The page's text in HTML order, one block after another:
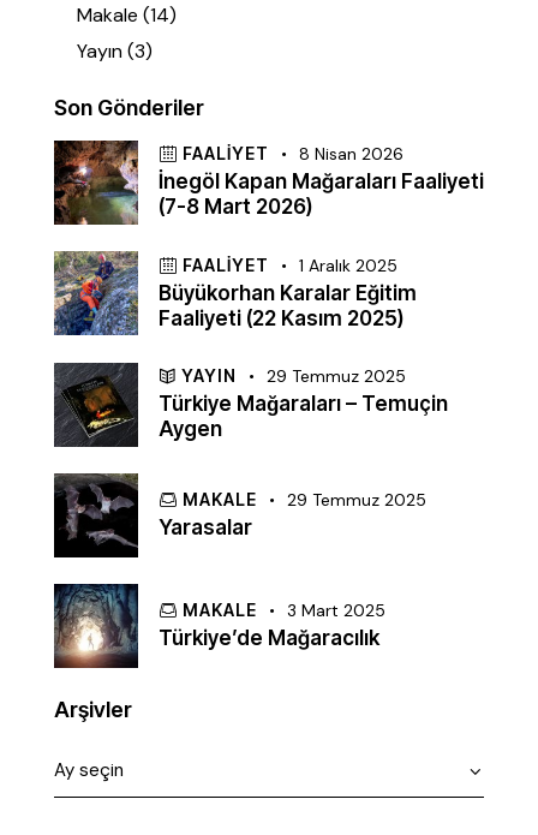
Makale (14)
Yayın(3)
Son Gönderiler
FAALIYET 8 Nisan 2026
İnegöl Kapan Mağaraları Faaliyeti
(7-8 Mart 2026)
FAALIYET 1 Aralık 2025
Büyükorhan Karalar Eğitim
Faaliyeti (22 Kasım 2025)
YAYIN 29 Temmuz 2025
Türkiye Mağaraları – Temuçin
Aygen
MAKALE 29 Temmuz 2025
Yarasalar
MAKALE 3 Mart 2025
Türkiye’de Mağaracılık
Arşivler